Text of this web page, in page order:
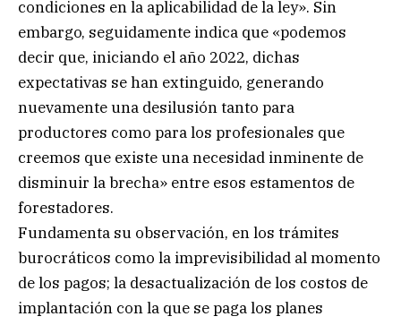
condiciones en la aplicabilidad de la ley». Sin
embargo, seguidamente indica que «podemos
decir que, iniciando el año 2022, dichas
expectativas se han extinguido, generando
nuevamente una desilusión tanto para
productores como para los profesionales que
creemos que existe una necesidad inminente de
disminuir la brecha» entre esos estamentos de
forestadores.
Fundamenta su observación, en los trámites
burocráticos como la imprevisibilidad al momento
de los pagos; la desactualización de los costos de
implantación con la que se paga los planes